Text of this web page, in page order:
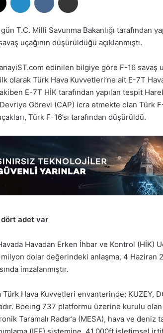
T.C. Milli Savunma Bakanlığı tarafından
uçağının düşürüldüğü açıklanmıştı.
edinilen bilgiye göre F-16 savaş
ilk olarak Türk Hava Kuvvetleri’ne ait E-7T
E-7T HİK tarafından yapılan tespit
Görevi (CAP) icra etmekte olan Türk
Türk F-16’sı tarafından düşürüldü.
dört adet var
Havadan Erken İhbar ve Kontrol (HİK)
dolar değerindeki anlaşma, 4 Haziran
imzalanmıştır.
Türk Hava Kuvvetleri envanterinde; KUZEY,
Boeing 737 platformu üzerine kurulu
Taramalı Radar’a (MESA), hava ve